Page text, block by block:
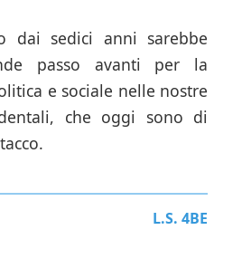
sedici anni sarebbe
passo avanti per la
e sociale nelle nostre
che oggi sono di
L.S. 4BE